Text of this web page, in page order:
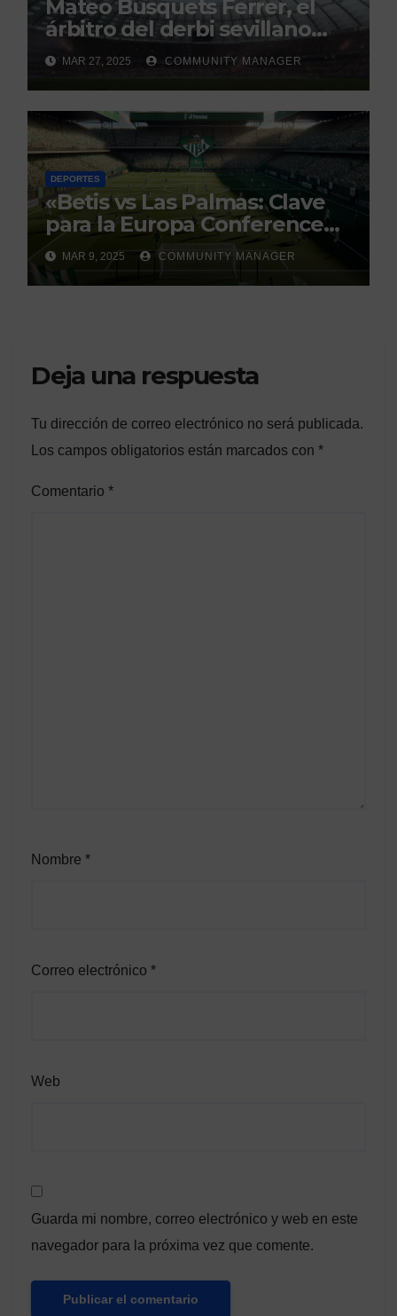
Mateo Busquets Ferrer, el
árbitro del derbi sevillano
con un historial que genera
debate
MAR 27, 2025 COMMUNITY MANAGER
DEPORTES
«Betis vs Las Palmas: Clave
para la Europa Conference
League»
MAR 9, 2025 COMMUNITY MANAGER
Deja una respuesta
Tu dirección de correo electrónico no será publicada.
Los campos obligatorios están marcados con *
Comentario *
Nombre *
Correo electrónico *
Web
Guarda mi nombre, correo electrónico y web en este
navegador para la próxima vez que comente.